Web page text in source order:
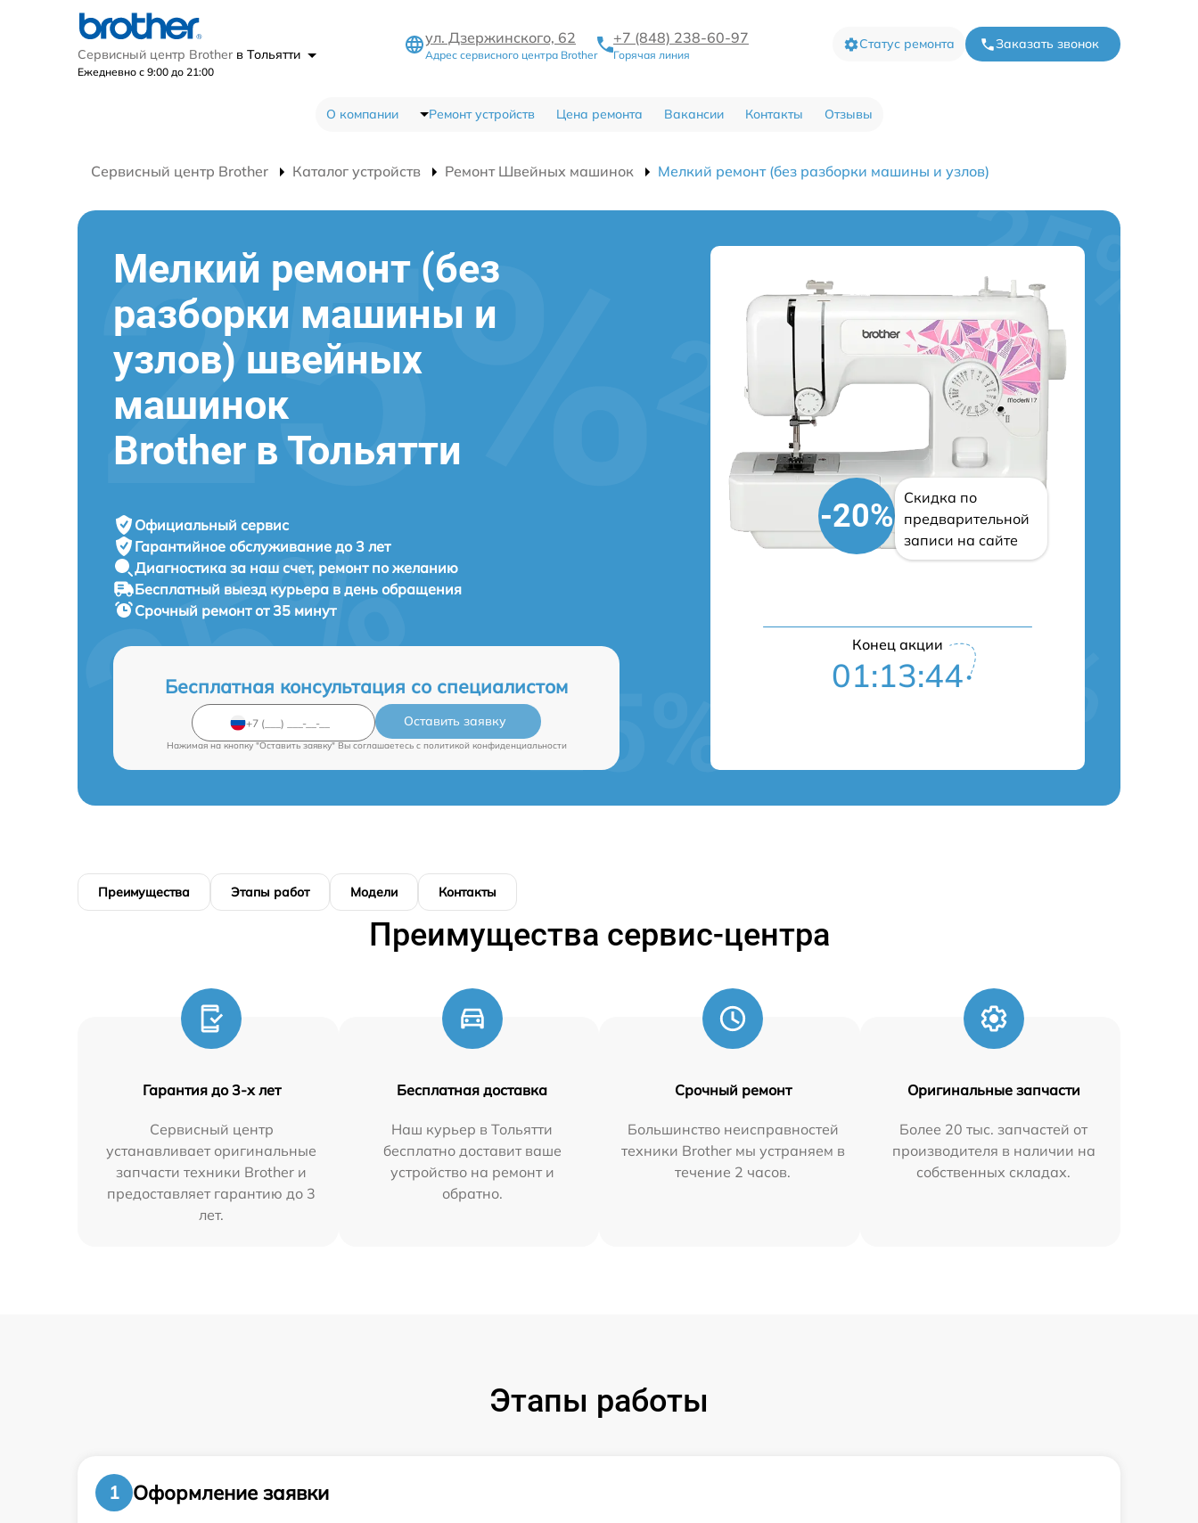
Сервисный центр Brother в Тольятти
Ежедневно с 9:00 до 21:00
ул. Дзержинского, 62
Адрес сервисного центра Brother
+7 (848) 238-60-97
Горячая линия
Статус ремонта Заказать звонок
О компании Ремонт устройств Цена ремонта Вакансии Контакты Отзывы
Сервисный центр Brother Каталог устройств Ремонт Швейных машинок Мелкий ремонт (без разборки машины и узлов)
Мелкий ремонт (без
разборки машины и
узлов) швейных
машинок
Brother в Тольятти
Официальный сервис
Гарантийное обслуживание до 3 лет
Диагностика за наш счет, ремонт по желанию
Бесплатный выезд курьера в день обращения
Срочный ремонтот 35 минут
Бесплатная консультация со специалистом
Оставить заявку
Нажимая на кнопку "Оставить заявку" Вы соглашаетесь c политикой конфиденциальности
-20%
Скидка по
предварительной
записи на сайте
Конец акции
01:13:43
Преимущества Этапы работ Модели Контакты
Преимущества сервис-центра
Гарантия до 3-х лет
Сервисный центр
устанавливает оригинальные
запчасти техники Brother и
предоставляет гарантию до 3
лет.
Бесплатная доставка
Наш курьер в Тольятти
бесплатно доставит ваше
устройство на ремонт и
обратно.
Срочный ремонт
Большинство неисправностей
техники Brother мы устраняем в
течение 2 часов.
Оригинальные запчасти
Более 20 тыс. запчастей от
производителя в наличии на
собственных складах.
Этапы работы
1
Оформление заявки